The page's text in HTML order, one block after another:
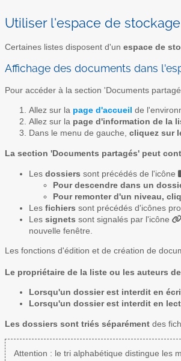
Utiliser l'espace de
Certaines listes disposent d'un espace de
Affichage des documents dans
Pour accéder à la section 'Documents
Allez sur la page d'accueil de
Allez sur la page d'information de la
Dans le menu de gauche, cliquez sur
La section 'Documents partagés' peut
Les dossiers sont précédés de l'icône
Pour descendre dans un
Pour remonter d'un niveau,
Les fichiers sont précédés d'icônes
Les signets sont signalés par l'icône
nouvelle fenêtre.
Les fonctions d'édition et de création de
Le propriétaire de la liste ou les auteurs
Lorsqu'un dossier est interdit en
Lorsqu'un dossier est interdit en
Les dossiers sont triés séparément des
Attention : le tri alphabétique distingue les